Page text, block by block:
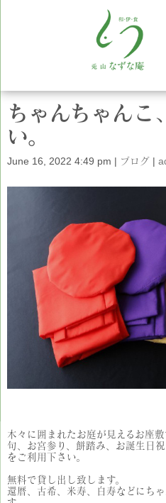
ちゃんちゃんこ
い。
June 16, 2022 4:49 pm ブログ
木々に囲まれたお庭が見えるお座
句、お宮参り、餅踏み、お誕生日
をご利用下さい。
無料で貸し出し致します。
還暦、古希、米寿、白寿などにち